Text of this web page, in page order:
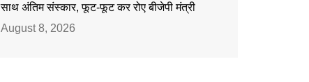
साथ अंतिम संस्कार, फूट-फूट कर रोए बीजेपी मंत्री
August 8, 2026